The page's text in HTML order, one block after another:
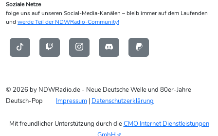
Soziale Netze
folge uns auf unseren Social-Media-Kanälen – bleib immer auf dem Laufenden
und werde Teil der NDWRadio-Community!
© 2026 by NDWRadio.de - Neue Deutsche Welle und 80er-Jahre
Deutsch-Pop
Impressum | Datenschutzerklärung
Mit freundlicher Unterstützung durch dieCMO Internet Dienstleistungen